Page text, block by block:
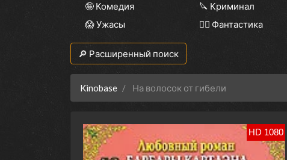
🤪 Комедия
🔪 Криминал
😱 Ужасы
🧙‍♀️ Фантастика
🔎 Расширенный поиск
Kinobase На волосок от гибели
HD 1080